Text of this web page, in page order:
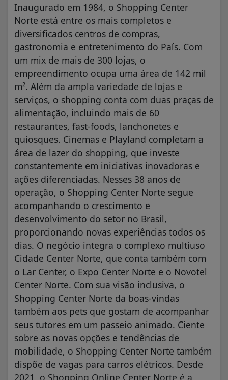
Inaugurado em 1984, o Shopping Center
Norte está entre os mais completos e
diversificados centros de compras,
gastronomia e entretenimento do País. Com
um mix de mais de 300 lojas, o
empreendimento ocupa uma área de 142 mil
m². Além da ampla variedade de lojas e
serviços, o shopping conta com duas praças de
alimentação, incluindo mais de 60
restaurantes, fast-foods, lanchonetes e
quiosques. Cinemas e Playland completam a
área de lazer do shopping, que investe
constantemente em iniciativas inovadoras e
ações diferenciadas. Nesses 38 anos de
operação, o Shopping Center Norte segue
acompanhando o crescimento e
desenvolvimento do setor no Brasil,
proporcionando novas experiências todos os
dias. O negócio integra o complexo multiuso
Cidade Center Norte, que conta também com
o Lar Center, o Expo Center Norte e o Novotel
Center Norte. Com sua visão inclusiva, o
Shopping Center Norte da boas-vindas
também aos pets que gostam de acompanhar
seus tutores em um passeio animado. Ciente
sobre as novas opções e tendências de
mobilidade, o Shopping Center Norte também
dispõe de vagas para carros elétricos. Desde
2021, o Shopping Online Center Norte é a